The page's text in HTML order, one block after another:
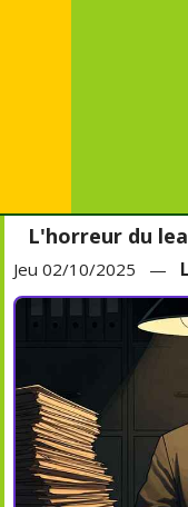
L'horreur du
Jeu 02/10/2025 —